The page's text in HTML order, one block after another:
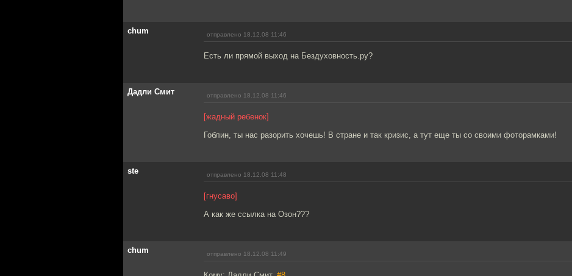
chum отправлено 18.12.08 11:46
Есть ли прямой выход на Бездуховность.ру?
Дадли Смит отправлено 18.12.08 11:46
[жадный ребенок]
Гоблин, ты нас разорить хочешь! В стране и так кризис, а тут еще ты со своими фоторамками!
ste отправлено 18.12.08 11:48
[гнусаво]
А как же ссылка на Озон???
chum отправлено 18.12.08 11:49